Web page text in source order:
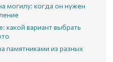
могилу: когда он нужен
какой вариант выбрать
памятниками из разных